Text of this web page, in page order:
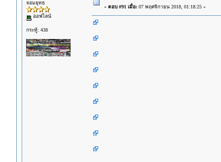
จอมยุทธ
ออฟไลน์
กระทู้: 438
« ตอบ #91 เมื่อ:07 พฤศจิกายน 2018, 01:18:25 »